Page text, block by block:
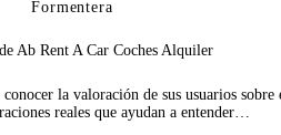
Formentera
Ab Rent A Car Coches Alquiler
la valoración de sus usuarios
reales que ayudan a entender…